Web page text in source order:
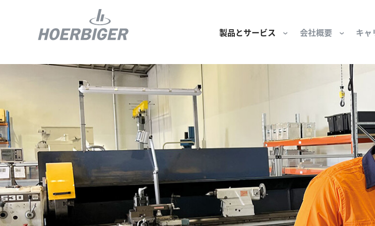
製品とサービス
コンプレッサー用部品とサービス
水素産業向けコンポーネント
フロー＆モーション制御
回転ユニオンとスリップリング
ガスエンジン用部品
会社概要
組織と役員
文化と価値観
サステナビリティ
私たちの原点
キャ